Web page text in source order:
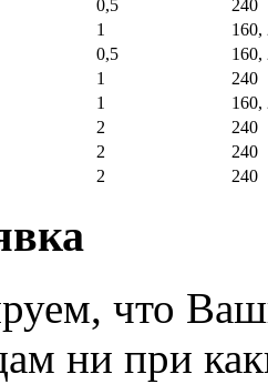
0,5
240
1
160,
0,5
160,
1
240
1
160,
2
240
2
240
2 240
что
ни при